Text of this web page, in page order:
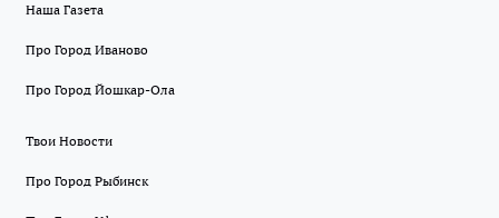
Наша Газета
Про Город Иваново
Про Город Йошкар-Ола
Твои Новости
Про Город Рыбинск